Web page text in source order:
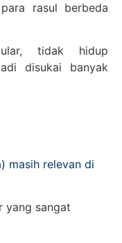
rasul berbeda
tidak hidup
disukai banyak
masih relevan di
yang sangat